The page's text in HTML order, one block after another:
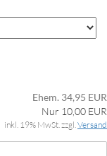
Ehem. 34,95 EUR
Nur 10,00 EUR
inkl. 19% MwSt. zzgl.Versand